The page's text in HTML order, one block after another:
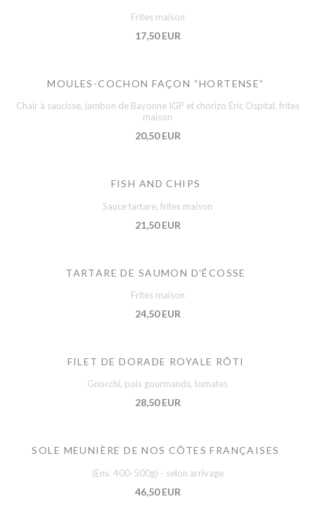
Frites maison
17,50 EUR
MOULES-COCHON FAÇON “HORTENSE”
Chair à saucisse, jambon de Bayonne IGP et chorizo Éric Ospital, frites
maison
20,50 EUR
FISH AND CHIPS
Sauce tartare, frites maison
21,50 EUR
TARTARE DE SAUMON D'ÉCOSSE
Frites maison
24,50 EUR
FILET DE DORADE ROYALE RÔTI
Gnocchi, pois gourmands, tomates
28,50 EUR
SOLE MEUNIÈRE DE NOS CÔTES FRANÇAISES
(Env. 400-500g) - selon arrivage
46,50 EUR